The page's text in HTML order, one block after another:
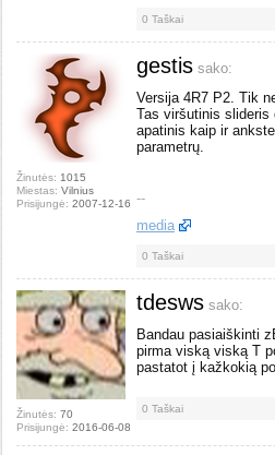
0 Taškai
Žinutės: 1015
Miestas: Vilnius
Prisijungė: 2007-12-16
gestis sako:
Versija 4R7 P2. Tik
Tas viršutinis slideris
apatinis kaip ir
parametrų.
--
media
0 Taškai
Žinutės: 70
Prisijungė: 2016-06-08
tdesws sako:
Bandau pasiaiškinti
pirma viską viską T
pastatot į kažkokią
0 Taškai